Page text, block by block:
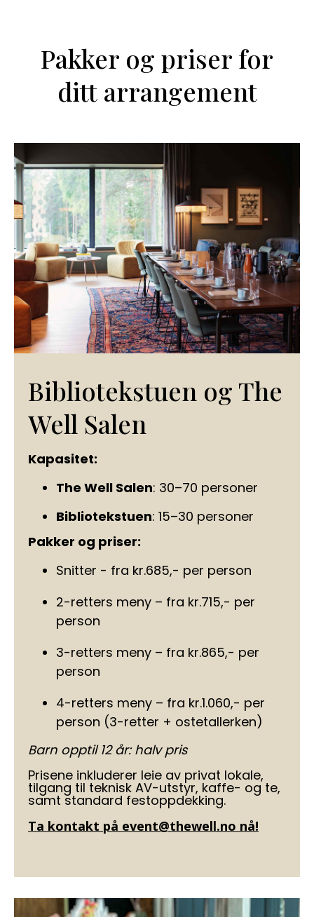
Pakker og priser for
ditt arrangement
Bibliotekstuen og The
Well Salen
Kapasitet:
The Well Salen: 30–70 personer
Bibliotekstuen: 15–30 personer
Pakker og priser:
Snitter - fra kr.685,- per person
2-retters meny – fra kr.715,- per
person
3-retters meny – fra kr.865,- per
person
4-retters meny – fra kr.1.060,- per
person (3-retter + ostetallerken)
Barn opptil 12 år: halv pris
Prisene inkluderer leie av privat lokale,
tilgang til teknisk AV-utstyr, kaffe- og te,
samt standard festoppdekking.
Ta kontakt på event@thewell.no nå!